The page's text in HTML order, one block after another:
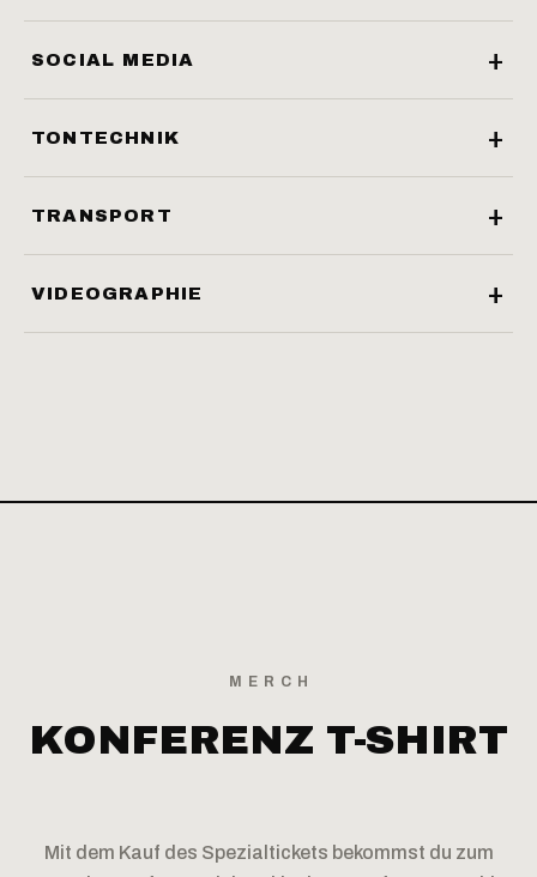
SOCIAL MEDIA
TONTECHNIK
TRANSPORT
VIDEOGRAPHIE
MERCH
KONFERENZ T-SHIRT
Mit dem Kauf des Spezialtickets bekommst du zum